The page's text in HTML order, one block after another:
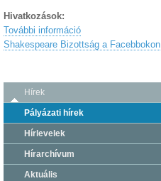
Hivatkozások:
További információ
Shakespeare Bizottság a Facebbokon
Hírek
Pályázati hírek
Hírlevelek
Hírarchívum
Aktuális